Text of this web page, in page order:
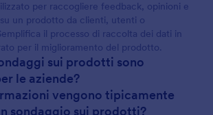
per raccogliere feedback, opinioni e
un prodotto da clienti, utenti o
il processo di raccolta dei dati in
per il miglioramento del prodotto.
sui prodotti sono
le aziende?
vengono tipicamente
sondaggio sui prodotti?